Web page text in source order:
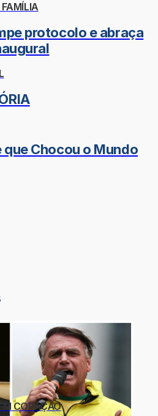
protocolo e abraça
que Chocou o Mundo
CORAÇÃO